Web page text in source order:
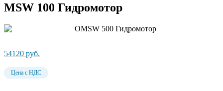
MSW 100 Гидромотор
54120 руб.
Цена с НДС